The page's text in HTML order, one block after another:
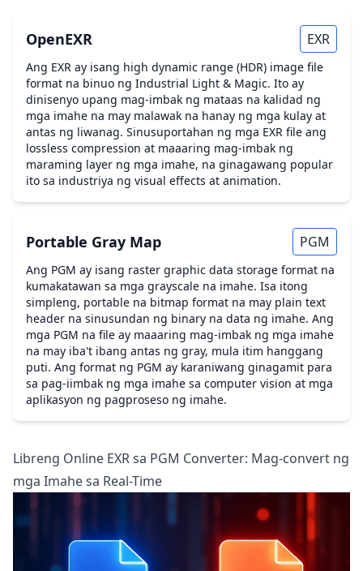
OpenEXR EXR
Ang EXR ay isang high dynamic range (HDR) image file
format na binuo ng Industrial Light & Magic. Ito ay
dinisenyo upang mag-imbak ng mataas na kalidad ng
mga imahe na may malawak na hanay ng mga kulay at
antas ng liwanag. Sinusuportahan ng mga EXR file ang
lossless compression at maaaring mag-imbak ng
maraming layer ng mga imahe, na ginagawang popular
ito sa industriya ng visual effects at animation.
Portable Gray Map PGM
Ang PGM ay isang raster graphic data storage format na
kumakatawan sa mga grayscale na imahe. Isa itong
simpleng, portable na bitmap format na may plain text
header na sinusundan ng binary na data ng imahe. Ang
mga PGM na file ay maaaring mag-imbak ng mga imahe
na may iba't ibang antas ng gray, mula itim hanggang
puti. Ang format ng PGM ay karaniwang ginagamit para
sa pag-iimbak ng mga imahe sa computer vision at mga
aplikasyon ng pagproseso ng imahe.
Libreng Online EXR sa PGM Converter: Mag-convert ng
mga Imahe sa Real-Time